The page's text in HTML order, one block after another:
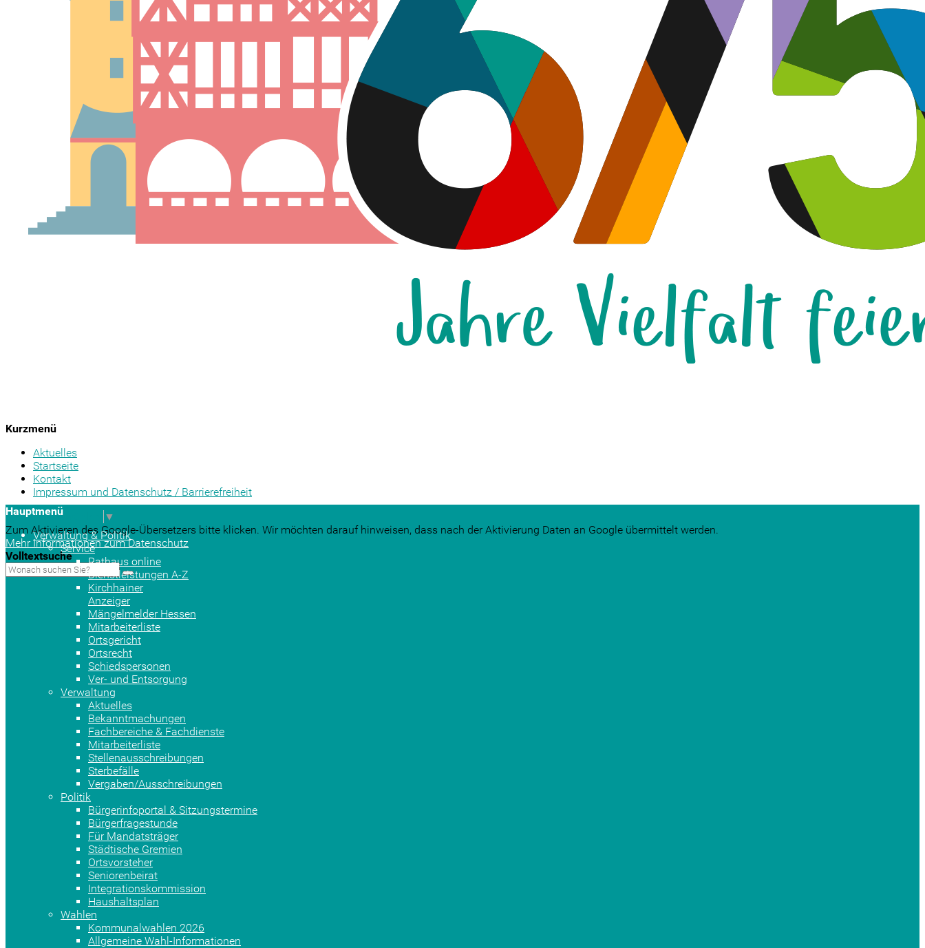
Kurzmenü
Aktuelles
Startseite
Kontakt
Impressum und Datenschutz / Barrierefreiheit
Sprache auswählen
▼
Zum Aktivieren des Google-Übersetzers bitte klicken. Wir möchten darauf hinweisen, dass nach der Aktivierung Daten an Google übermittelt werden.
Mehr Informationen zum Datenschutz
Volltextsuche
Hauptmenü
Verwaltung & Politik
Service
Rathaus online
Dienstleistungen A-Z
Kirchhainer
Anzeiger
Mängelmelder Hessen
Mitarbeiterliste
Ortsgericht
Ortsrecht
Schiedspersonen
Ver- und Entsorgung
Verwaltung
Aktuelles
Bekanntmachungen
Fachbereiche & Fachdienste
Mitarbeiterliste
Stellenausschreibungen
Sterbefälle
Vergaben/Ausschreibungen
Politik
Bürgerinfoportal & Sitzungstermine
Bürgerfragestunde
Für Mandatsträger
Städtische Gremien
Ortsvorsteher
Seniorenbeirat
Integrationskommission
Haushaltsplan
Wahlen
Kommunalwahlen 2026
Allgemeine Wahl-Informationen